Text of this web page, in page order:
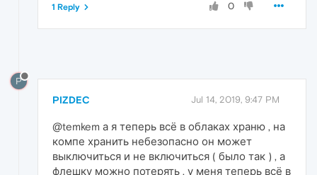
0
1 Reply
P
PIZDEC Jul 14, 2019, 9:47 PM
@temkem а я теперь всё в облаках храню , на
компе хранить небезопасно он может
выключиться и не включиться ( было так ) , а
флешку можно потерять , у меня теперь всё в